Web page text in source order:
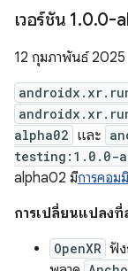
เวอร์ชัน 1.0.0-
12 กุมภาพันธ์ 2025
alpha02 และ
testing:1.0.0-
alpha02 มีการคอม
การเปลี่ยนแปลง
OpenXR ฟั